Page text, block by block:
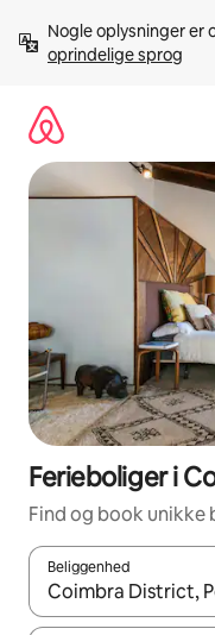
videre
Nogle oplysninger er
oprindelige sprog
Ferieboliger i
Find og book unikke
Beliggenhed
Når resultaterne er